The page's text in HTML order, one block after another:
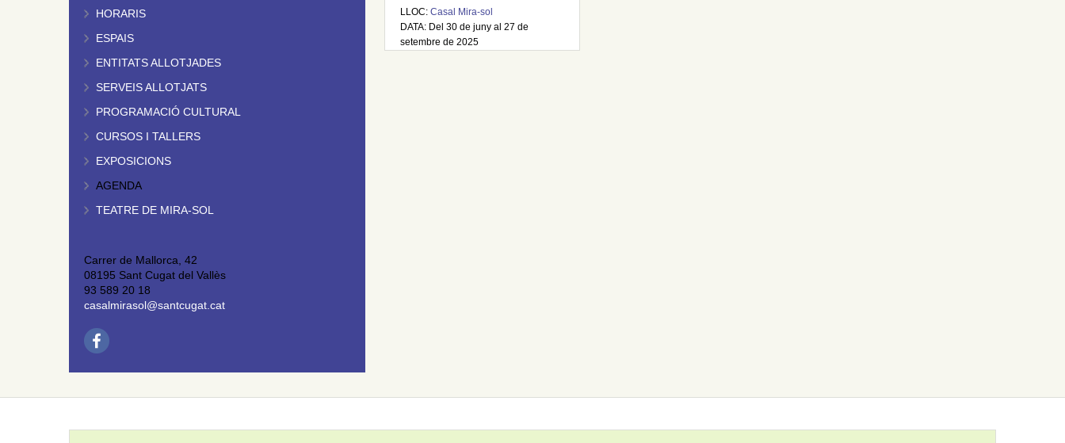
HORARIS
ESPAIS
ENTITATS ALLOTJADES
SERVEIS ALLOTJATS
PROGRAMACIÓ CULTURAL
CURSOS I TALLERS
EXPOSICIONS
AGENDA
TEATRE DE MIRA-SOL
Carrer de Mallorca, 42
08195 Sant Cugat del Vallès
93 589 20 18
casalmirasol@santcugat.cat
LLOC: Casal Mira-sol
DATA: Del 30 de juny al 27 de
setembre de 2025